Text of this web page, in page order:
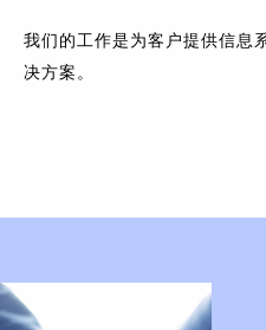
我们的工作是为客户提供信息
决方案。